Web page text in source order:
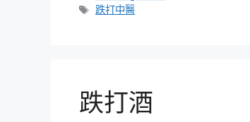
類
標
跌打中醫
跌打酒